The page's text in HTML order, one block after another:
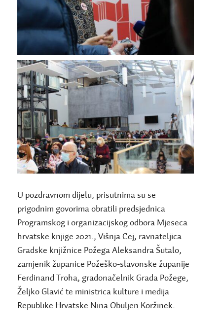
U pozdravnom dijelu, prisutnima su se
prigodnim govorima obratili predsjednica
Programskog i organizacijskog odbora Mjeseca
hrvatske knjige 2021., Višnja Cej, ravnateljica
Gradske knjižnice Požega Aleksandra Šutalo,
zamjenik županice Požeško-slavonske županije
Ferdinand Troha, gradonačelnik Grada Požege,
Željko Glavić te ministrica kulture i medija
Republike Hrvatske Nina Obuljen Koržinek.